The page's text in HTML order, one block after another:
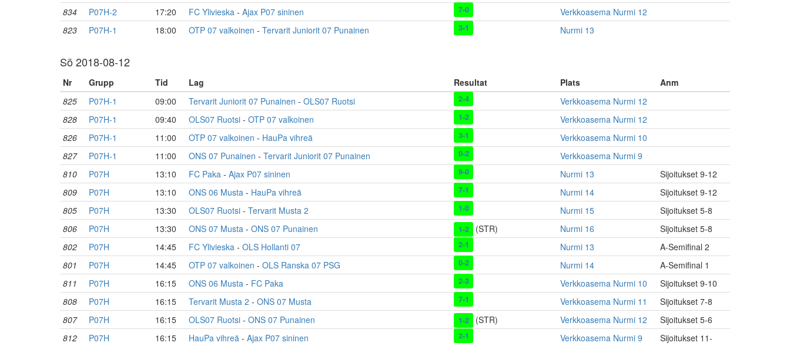
834
P07H-2 17:20 FC Ylivieska - Ajax P07 sininen 7-0
Verkkoasema Nurmi 12
823
P07H-1 18:00 OTP 07 valkoinen - Tervarit Juniorit 07 Punainen 3-1 Nurmi 13
Sö 2018-08-12
Nr Grupp Tid Lag Resultat Plats
Anm
825
P07H-1 09:00 Tervarit Juniorit 07 Punainen - OLS07 Ruotsi 2-4
Verkkoasema Nurmi 12
828
P07H-1 09:40 OLS07 Ruotsi - OTP 07 valkoinen 1-2
Verkkoasema Nurmi 12
826
P07H-1 11:00 OTP 07 valkoinen - HauPa vihreä 3-1
Verkkoasema Nurmi 10
827
P07H-1 11:00 ONS 07 Punainen - Tervarit Juniorit 07 Punainen 0-2
Verkkoasema Nurmi 9
810
P07H 13:10 FC Paka - Ajax P07 sininen 9-0 Nurmi 13
Sijoitukset 9-12
809
P07H 13:10 ONS 06 Musta - HauPa vihreä 7-1 Nurmi 14
Sijoitukset 9-12
805
P07H 13:30 OLS07 Ruotsi - Tervarit Musta 2 1-0 Nurmi 15
Sijoitukset 5-8
806
P07H 13:30 ONS 07 Musta - ONS 07 Punainen 1-2 (STR) Nurmi 16
Sijoitukset 5-8
802
P07H 14:45 FC Ylivieska - OLS Hollanti 07 2-1 Nurmi 13
A-Semifinal 2
801
P07H 14:45 OTP 07 valkoinen - OLS Ranska 07 PSG 0-2 Nurmi 14
A-Semifinal 1
811
P07H 16:15 ONS 06 Musta - FC Paka 2-3 Verkkoasema Nurmi 10
Sijoitukset 9-10
808
P07H 16:15 Tervarit Musta 2 - ONS 07 Musta 7-1 Verkkoasema Nurmi 11
Sijoitukset 7-8
807
P07H 16:15 OLS07 Ruotsi - ONS 07 Punainen 1-2 (STR) Verkkoasema Nurmi 12
Sijoitukset 5-6
812
P07H 16:15 HauPa vihreä - Ajax P07 sininen 2-1 Verkkoasema Nurmi 9
Sijoitukset 11-